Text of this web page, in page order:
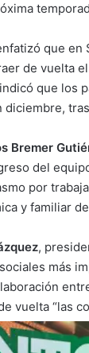
que
de vuelta
que los
Bremer
del
por
y familiar
,
más
vuelta “las